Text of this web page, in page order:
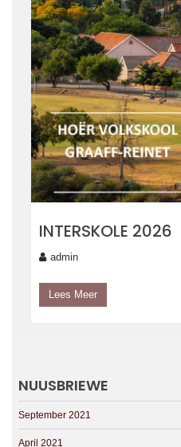
INTERSKOLE 2026
admin
Lees Meer
NUUSBRIEWE
September 2021
April 2021